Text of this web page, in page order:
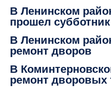
В Ленинском
прошел субботник
В Ленинском
ремонт дворов
В
ремонт дворовых